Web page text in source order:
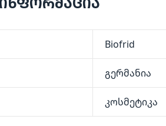
Biofrid
გერმანია
კოსმეტიკა